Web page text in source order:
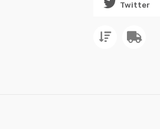
Twitter